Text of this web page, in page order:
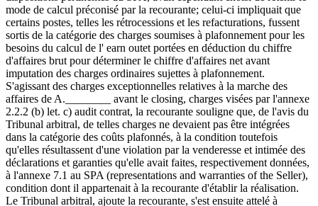
mode de calcul préconisé par la recourante; celui-ci impliquait que
certains postes, telles les rétrocessions et les refacturations, fussent
sortis de la catégorie des charges soumises à plafonnement pour les
besoins du calcul de l' earn outet portées en déduction du chiffre
d'affaires brut pour déterminer le chiffre d'affaires net avant
imputation des charges ordinaires sujettes à plafonnement.
S'agissant des charges exceptionnelles relatives à la marche des
affaires de A.________ avant le closing, charges visées par l'annexe
2.2.2 (b) let. c) audit contrat, la recourante souligne que, de l'avis du
Tribunal arbitral, de telles charges ne devaient pas être intégrées
dans la catégorie des coûts plafonnés, à la condition toutefois
qu'elles résultassent d'une violation par la venderesse et intimée des
déclarations et garanties qu'elle avait faites, respectivement données,
à l'annexe 7.1 au SPA (representations and warranties of the Seller),
condition dont il appartenait à la recourante d'établir la réalisation.
Le Tribunal arbitral, ajoute la recourante, s'est ensuite attelé à